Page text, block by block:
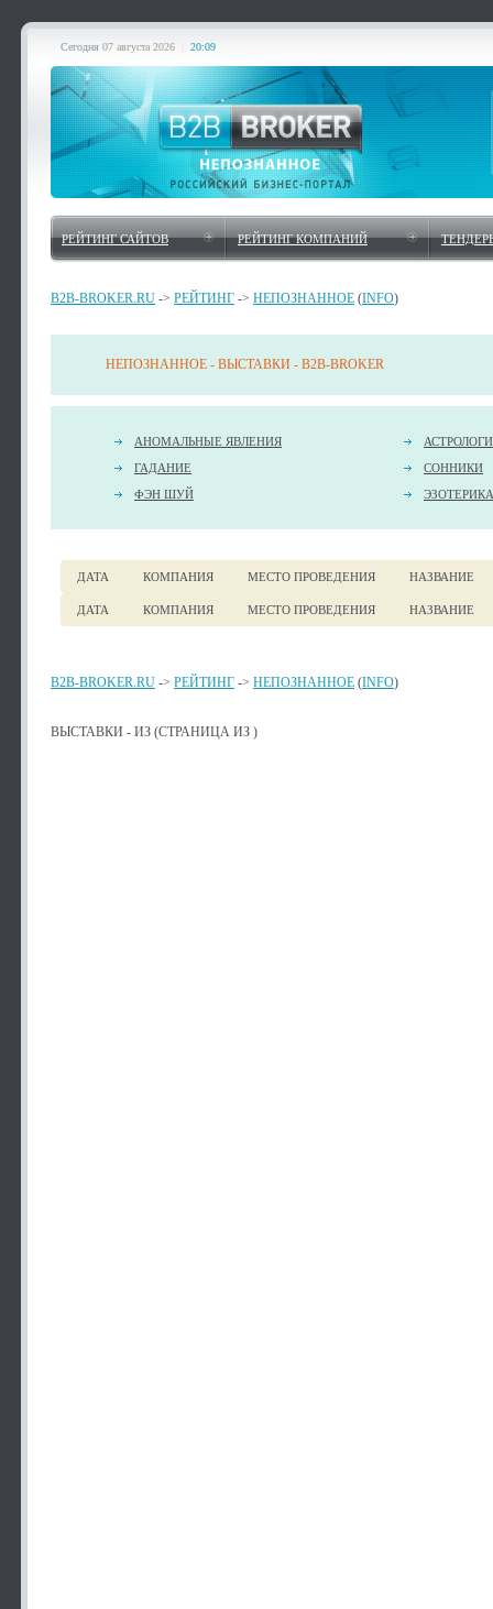
Сегодня 07 августа 2026 20:09
РЕЙТИНГ САЙТОВ РЕЙТИНГ КОМПАНИЙ
B2B-BROKER.RU -> РЕЙТИНГ -> НЕПОЗНАННОЕ (INFO)
НЕПОЗНАННОЕ - ВЫСТАВКИ - B2B-BROKER
АНОМАЛЬНЫЕ ЯВЛЕНИЯ
ГАДАНИЕ
СОННИКИ
ФЭН ШУЙ
ЭЗОТЕРИКА
ДАТА КОМПАНИЯ МЕСТО ПРОВЕДЕНИЯ НАЗВАНИЕ
ДАТА КОМПАНИЯ МЕСТО ПРОВЕДЕНИЯ НАЗВАНИЕ
B2B-BROKER.RU -> РЕЙТИНГ -> НЕПОЗНАННОЕ (INFO)
ВЫСТАВКИ - ИЗ (СТРАНИЦА ИЗ )